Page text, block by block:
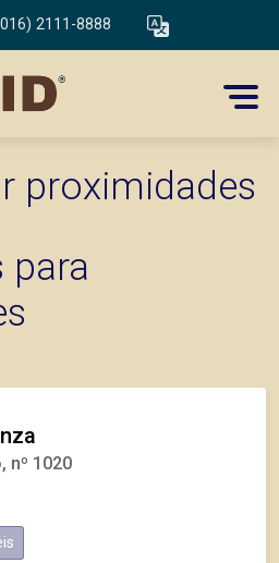
2111-8888
proximidades
para
nº 1020